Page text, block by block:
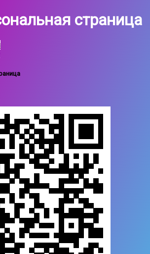
страница